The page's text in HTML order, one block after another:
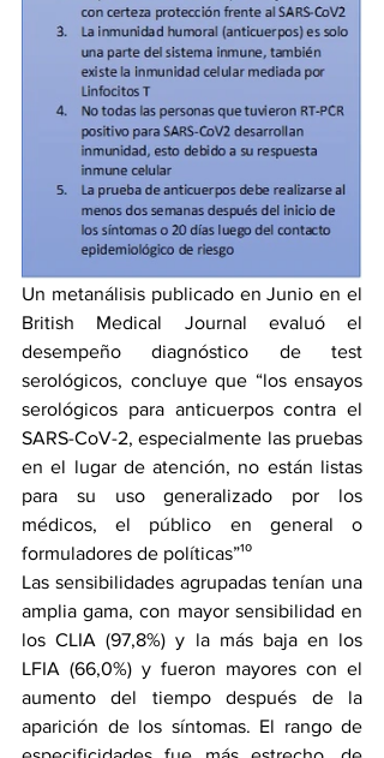
Un metanálisis publicado en Junio en el
British Medical Journal evaluó el
desempeño diagnóstico de test
serológicos, concluye que “los ensayos
serológicos para anticuerpos contra el
SARS-CoV-2, especialmente las pruebas
en el lugar de atención, no están listas
para su uso generalizado por los
médicos, el público en general o
formuladores de políticas”¹⁰
Las sensibilidades agrupadas tenían una
amplia gama, con mayor sensibilidad en
los CLIA (97,8%) y la más baja en los
LFIA (66,0%) y fueron mayores con el
aumento del tiempo después de la
aparición de los síntomas. El rango de